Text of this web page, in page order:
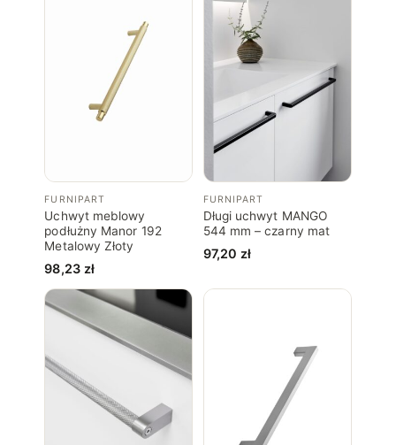
FURNIPART
Uchwyt meblowy
podłużny Manor 192
Metalowy Złoty
98,23 zł
FURNIPART
Długi uchwyt MANGO
544 mm – czarny mat
97,20 zł